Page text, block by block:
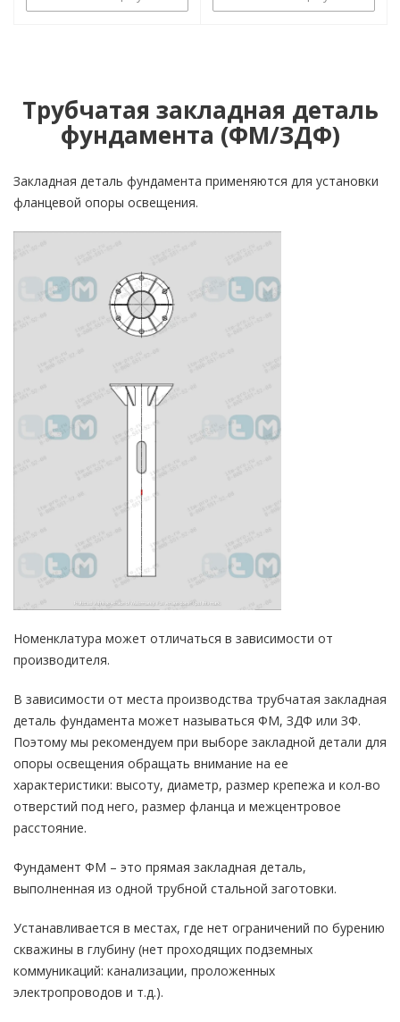
Трубчатая закладная деталь
фундамента (ФМ/ЗДФ)
Закладная деталь фундамента применяются для установки
фланцевой опоры освещения.
Номенклатура может отличаться в зависимости от
производителя.
В зависимости от места производства трубчатая закладная
деталь фундамента может называться ФМ, ЗДФ или ЗФ.
Поэтому мы рекомендуем при выборе закладной детали для
опоры освещения обращать внимание на ее
характеристики: высоту, диаметр, размер крепежа и кол-во
отверстий под него, размер фланца и межцентровое
расстояние.
Фундамент ФМ – это прямая закладная деталь,
выполненная из одной трубной стальной заготовки.
Устанавливается в местах, где нет ограничений по бурению
скважины в глубину (нет проходящих подземных
коммуникаций: канализации, проложенных
электропроводов и т.д.).